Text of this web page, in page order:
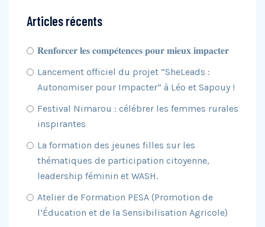
Articles récents
𝐑𝐞𝐧𝐟𝐨𝐫𝐜𝐞𝐫 𝐥𝐞𝐬 𝐜𝐨𝐦𝐩𝐞́𝐭𝐞𝐧𝐜𝐞𝐬 𝐩𝐨𝐮𝐫 𝐦𝐢𝐞𝐮𝐱 𝐢𝐦𝐩𝐚𝐜𝐭𝐞𝐫
Lancement officiel du projet “SheLeads :
Autonomiser pour Impacter” à Léo et Sapouy !
Festival Nimarou : célébrer les femmes rurales
inspirantes
La formation des jeunes filles sur les
thématiques de participation citoyenne,
leadership féminin et WASH.
Atelier de Formation PESA (Promotion de
l’Éducation et de la Sensibilisation Agricole)